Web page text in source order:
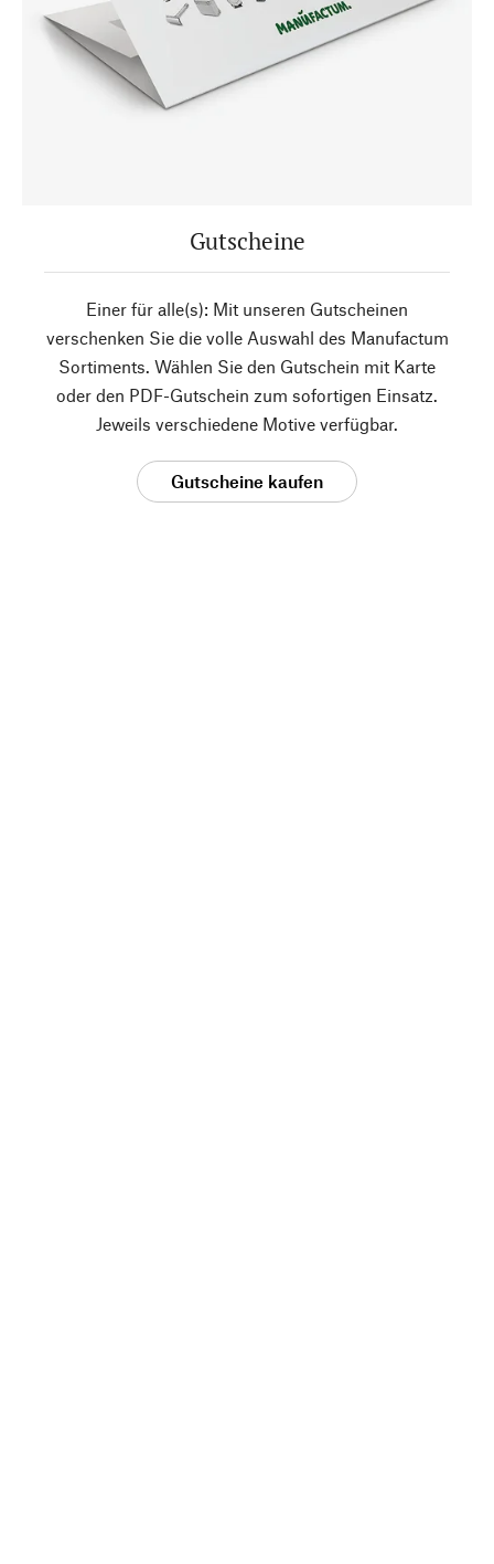
Gutscheine
Einer für alle(s): Mit unseren Gutscheinen
verschenken Sie die volle Auswahl des Manufactum
Sortiments. Wählen Sie den Gutschein mit Karte
oder den PDF-Gutschein zum sofortigen Einsatz.
Jeweils verschiedene Motive verfügbar.
Gutscheine kaufen